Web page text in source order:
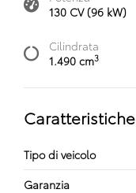
130 CV (96 kW)
Cilindrata
1.490 cm3
Caratteristiche
Tipo di veicolo
Garanzia